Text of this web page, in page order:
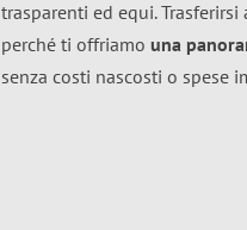
trasparenti ed equi. Trasferirsi
perché ti offriamo una
senza costi nascosti o spese